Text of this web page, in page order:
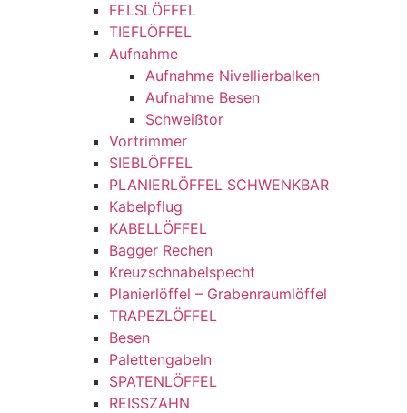
FELSLÖFFEL
TIEFLÖFFEL
Aufnahme
Aufnahme Nivellierbalken
Aufnahme Besen
Schweißtor
Vortrimmer
SIEBLÖFFEL
PLANIERLÖFFEL SCHWENKBAR
Kabelpflug
KABELLÖFFEL
Bagger Rechen
Kreuzschnabelspecht
Planierlöffel – Grabenraumlöffel
TRAPEZLÖFFEL
Besen
Palettengabeln
SPATENLÖFFEL
REISSZAHN